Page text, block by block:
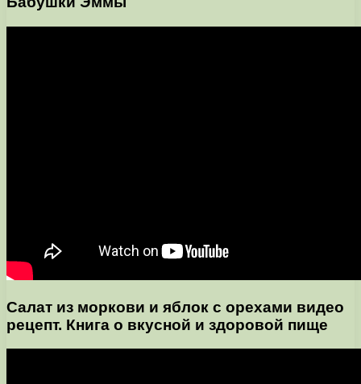
Салат из моркови и яблок с орехами видео
рецепт. Книга о вкусной и здоровой пище